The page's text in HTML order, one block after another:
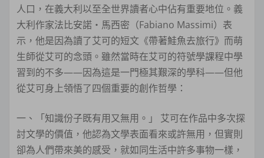
人口，在義大利以至全世界讀者心中佔有重要地位。義
大利作家法比安諾・馬西密（Fabiano Massimi）表
示，他是因為讀了艾可的短文《帶著鮭魚去旅行》而萌
生師從艾可的念頭。雖然當時在艾可的符號學課程中學
習到的不多——因為這是一門極其艱深的學科——但他
從艾可身上領悟了四個重要的創作哲學：
一、「知識份子既有用又無用。」 艾可在作品中多次探
討文學的價值，他認為文學表面看來或許無用，但實則
卻為人們帶來美的感受，就如同生活中許多事物一樣，